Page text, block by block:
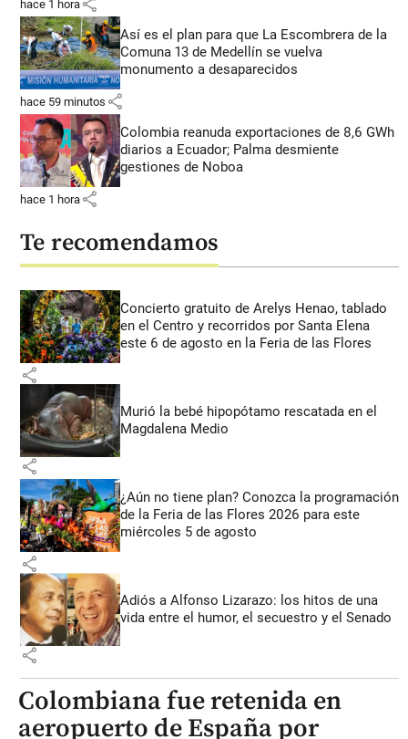
hace 1 hora
Así es el plan para que La Escombrera de la
Comuna 13 de Medellín se vuelva
monumento a desaparecidos
hace 59 minutos share
Colombia reanuda exportaciones de 8,6 GWh
diarios a Ecuador; Palma desmiente
gestiones de Noboa
hace 1 hora share
Te recomendamos
Concierto gratuito de Arelys Henao, tablado
en el Centro y recorridos por Santa Elena
este 6 de agosto en la Feria de las Flores
share
Murió la bebé hipopótamo rescatada en el
Magdalena Medio
share
¿Aún no tiene plan? Conozca la programación
de la Feria de las Flores 2026 para este
miércoles 5 de agosto
share
Adiós a Alfonso Lizarazo: los hitos de una
vida entre el humor, el secuestro y el Senado
share
Colombiana fue retenida en
aeropuerto de España por